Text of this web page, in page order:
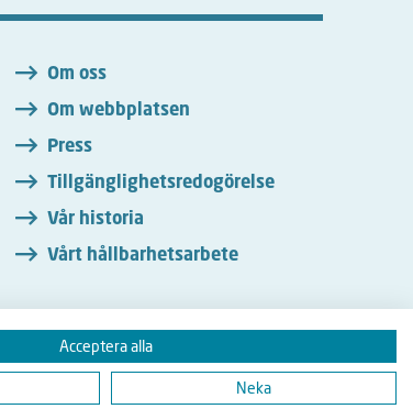
Om oss
Om webbplatsen
Press
Tillgänglighetsredogörelse
Vår historia
Vårt hållbarhetsarbete
Acceptera alla
Neka